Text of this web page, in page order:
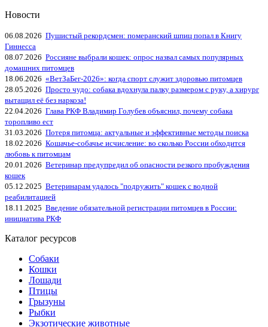
Новости
06.08.2026 Пушистый рекордсмен: померанский шпиц попал в Книгу
Гиннесса
08.07.2026 Россияне выбрали кошек: опрос назвал самых популярных
домашних питомцев
18.06.2026 «ВетЗаБег‑2026»: когда спорт служит здоровью питомцев
28.05.2026 Просто чудо: собака вдохнула палку размером с руку, а хирург
вытащил её без наркоза!
22.04.2026 Глава РКФ Владимир Голубев объяснил, почему собака
торопливо ест
31.03.2026 Потеря питомца: актуальные и эффективные методы поиска
18.02.2026 Кошачье-собачье исчисление: во сколько России обходится
любовь к питомцам
20.01.2026 Ветеринар предупредил об опасности резкого пробуждения
кошек
05.12.2025 Ветеринарам удалось "подружить" кошек с водной
реабилитацией
18.11.2025 Введение обязательной регистрации питомцев в России:
инициатива РКФ
Каталог ресурсов
Собаки
Кошки
Лошади
Птицы
Грызуны
Рыбки
Экзотические животные